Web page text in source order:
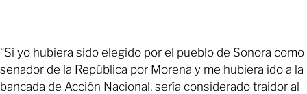
“Si yo hubiera sido elegido por el pueblo de Sonora como
senador de la República por Morena y me hubiera ido a la
bancada de Acción Nacional, sería considerado traidor al